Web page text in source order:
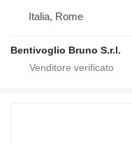
Italia, Rome
Bentivoglio Bruno S.r.l.